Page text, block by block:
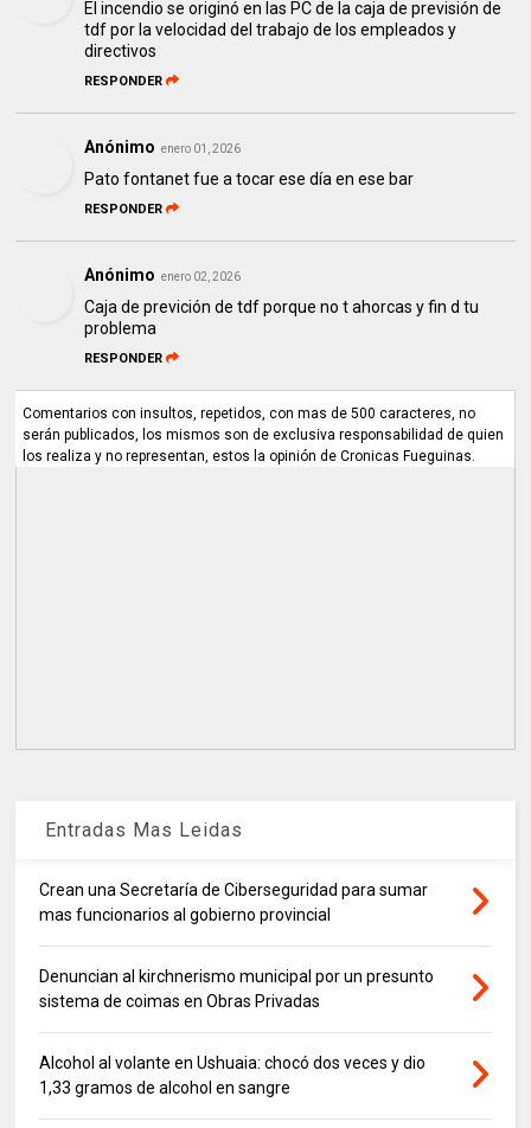
El incendio se originó en las PC de la caja de previsión de
tdf por la velocidad del trabajo de los empleados y
directivos
RESPONDER
Anónimo enero 01, 2026
Pato fontanet fue a tocar ese día en ese bar
RESPONDER
Anónimo enero 02, 2026
Caja de previción de tdf porque no t ahorcas y fin d tu
problema
RESPONDER
Comentarios con insultos, repetidos, con mas de 500 caracteres, no
serán publicados, los mismos son de exclusiva responsabilidad de quien
los realiza y no representan, estos la opinión de Cronicas Fueguinas.
Entradas Mas Leidas
Crean una Secretaría de Ciberseguridad para sumar
mas funcionarios al gobierno provincial
Denuncian al kirchnerismo municipal por un presunto
sistema de coimas en Obras Privadas
Alcohol al volante en Ushuaia: chocó dos veces y dio
1,33 gramos de alcohol en sangre